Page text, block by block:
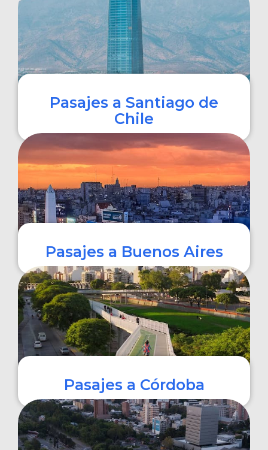
COMPRAR
Pasajes a Santiago de
Chile
Pasajes a Buenos Aires
COMPRAR
Pasajes a Córdoba
COMPRAR